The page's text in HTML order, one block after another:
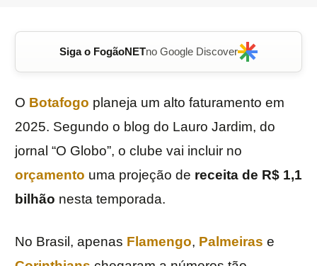
Siga o FogãoNETno Google Discover
O Botafogo planeja um alto faturamento em
2025. Segundo o blog do Lauro Jardim, do
jornal “O Globo”, o clube vai incluir no
orçamento uma projeção de receita de R$ 1,1
bilhão nesta temporada.
No Brasil, apenas Flamengo, Palmeiras e